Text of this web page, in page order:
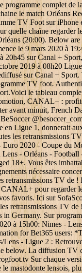
complet de
le match Orléans
TV Foot sur
quelle chaîne
(20:00). Below
le 9 mars 2020 à
sur Canal +
2019 à 08h20
sur Canal +
TV foot.
le tableau
CANAL+ :
avant minuit, French
en Ligue 1,
les retransmissions
2020 - Coupe du
- Orléans -
18+. Vous êtes
nécessaire
retransmissions TV
pour regarder
favoris. Ici sur
retransmissions
Germany. Sur
à 15h00: Nimes -
for Bet365 users:
- Ligue 2 :
La diffusion TV
Sur chaque
mastodonte lensois,